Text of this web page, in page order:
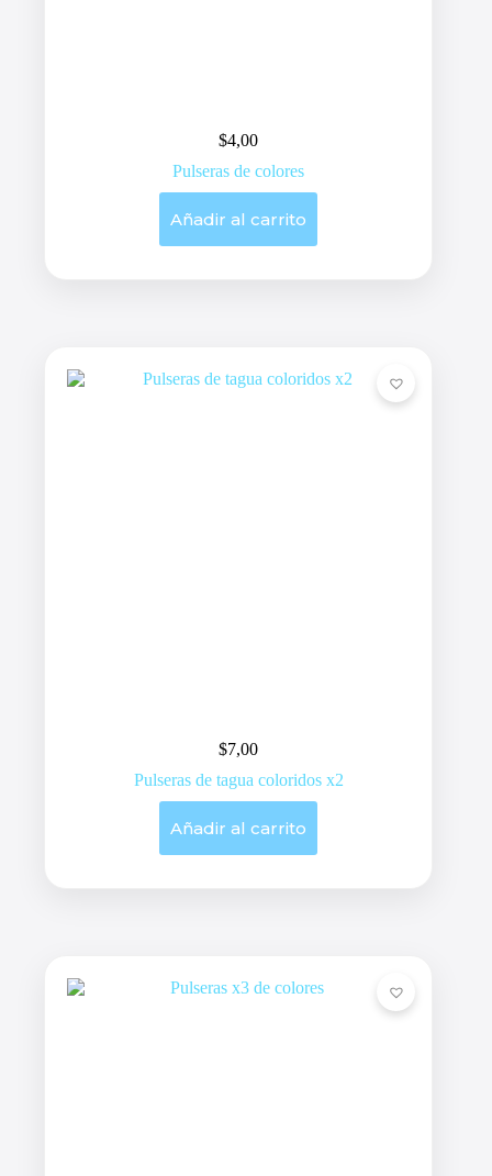
$4,00
Pulseras de colores
Añadir al carrito
$7,00
Pulseras de tagua coloridos x2
Añadir al carrito